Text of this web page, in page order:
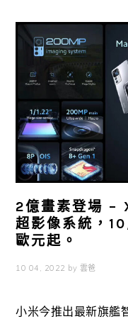
2億畫素登場
超影像系統，
歐元起。
10 04, 2022 by 雲爸
小米今推出最新旗艦